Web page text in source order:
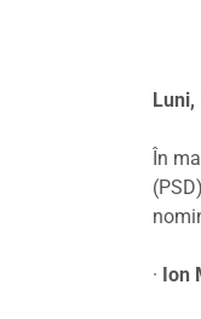
Luni,
În
· Ion